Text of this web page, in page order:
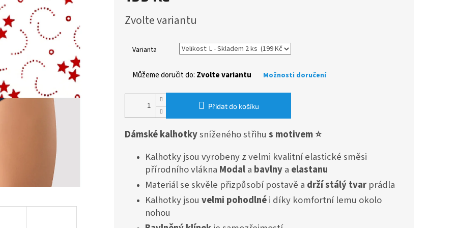
cena:
Zvolte variantu
Varianta
Můžeme doručit do: Zvolte variantu Možnosti doručení
Přidat do košíku
Dámské kalhotkysníženého střihu s motivem ⭐️
Kalhotky jsou vyrobeny z velmi kvalitní elastické směsi
přírodního vlákna Modala bavlnya elastanu
Materiál se skvěle přizpůsobí postavě a drží stálý tvarprádla
Kalhotky jsou velmi pohodlnéi díky komfortní lemu okolo
nohou